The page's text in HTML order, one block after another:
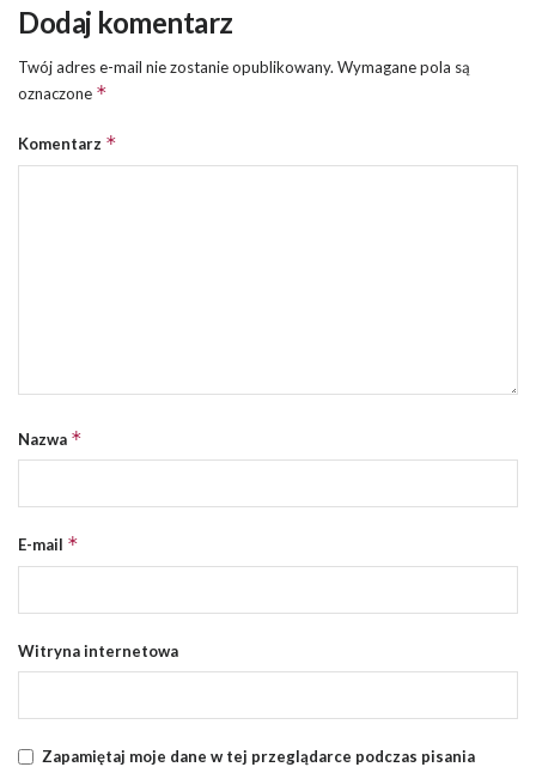
Dodaj komentarz
Twój adres e-mail nie zostanie opublikowany. Wymagane pola są
oznaczone *
Komentarz *
Nazwa *
E-mail *
Witryna internetowa
Zapamiętaj moje dane w tej przeglądarce podczas pisania